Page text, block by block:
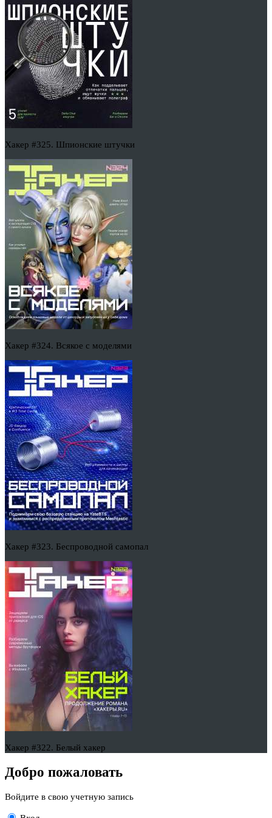
Хакер #325. Шпионские штучки
Хакер #324. Всякое с моделями
Хакер #323. Беспроводной самопал
Хакер #322. Белый хакер
Добро пожаловать
Войдите в свою учетную запись